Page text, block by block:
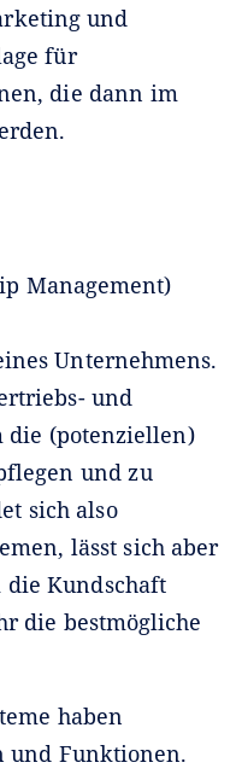
und
für
die dann im
Management)
Unternehmens.
und
(potenziellen)
und zu
sich also
lässt sich aber
Kundschaft
die bestmögliche
haben
und Funktionen.